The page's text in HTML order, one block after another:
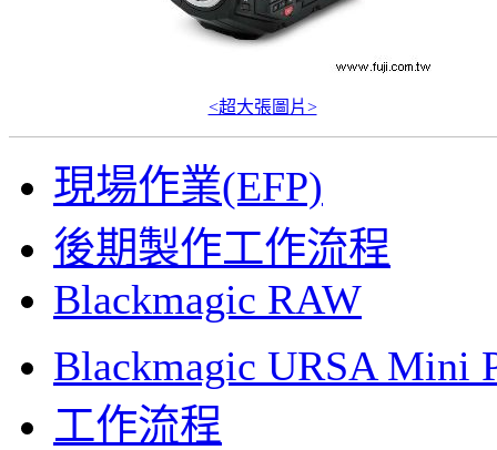
<超大張圖片>
現場作業(EFP)
後期製作工作流程
Blackmagic RAW
Blackmagic URSA Mini
工作流程